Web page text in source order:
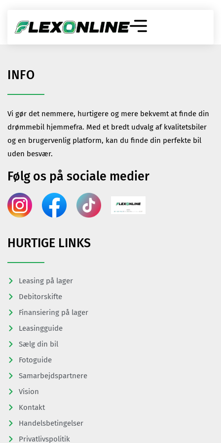
INFO
Vi gør det nemmere, hurtigere og mere bekvemt at finde din
drømmebil hjemmefra. Med et bredt udvalg af kvalitetsbiler
og en brugervenlig platform, kan du finde din perfekte bil
uden besvær.
Følg os på sociale medier
HURTIGE LINKS
Leasing på lager
Debitorskifte
Finansiering på lager
Leasingguide
Sælg din bil
Fotoguide
Samarbejdspartnere
Vision
Kontakt
Handelsbetingelser
Privatlivspolitik